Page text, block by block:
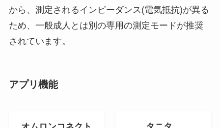
から、測定されるインピーダンス(電気抵抗)が異る
ため、一般成人とは別の専用の測定モードが推奨
されています。
アプリ機能